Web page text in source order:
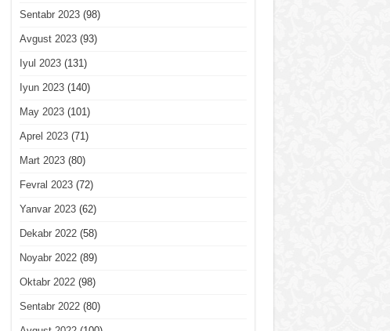
Sentabr 2023(98)
Avgust 2023(93)
Iyul 2023(131)
Iyun 2023(140)
May 2023(101)
Aprel 2023(71)
Mart 2023(80)
Fevral 2023(72)
Yanvar 2023(62)
Dekabr 2022(58)
Noyabr 2022(89)
Oktabr 2022(98)
Sentabr 2022(80)